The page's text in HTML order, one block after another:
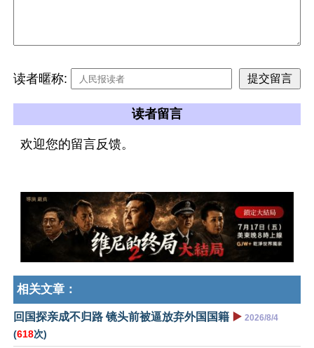
读者暱称:
读者留言
欢迎您的留言反馈。
相关文章：
回国探亲成不归路 镜头前被逼放弃外国国籍 ▶️ 2026/8/4
(618次)